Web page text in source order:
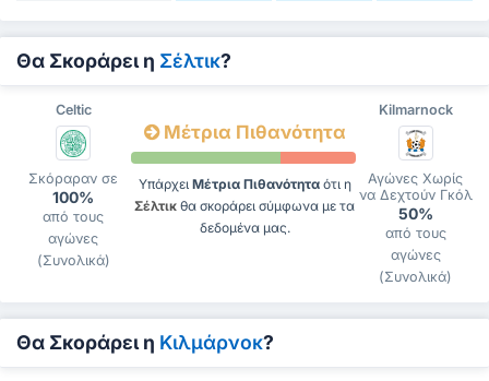
Θα Σκοράρει η Σέλτικ?
Celtic Kilmarnock
Σκόραραν σε
100%
από τους
αγώνες
(Συνολικά)
Μέτρια Πιθανότητα
Υπάρχει Μέτρια Πιθανότηταότι η
Σέλτικ θα σκοράρει σύμφωνα με τα
δεδομένα μας.
Αγώνες Χωρίς
να Δεχτούν Γκόλ
50%
από τους
αγώνες
(Συνολικά)
Θα Σκοράρει η Κιλμάρνοκ?